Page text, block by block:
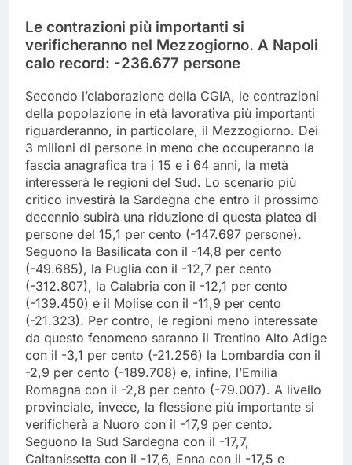
Le contrazioni più importanti si
verificheranno nel Mezzogiorno. A Napoli
calo record: -236.677 persone
Secondo l’elaborazione della CGIA, le contrazioni
della popolazione in età lavorativa più importanti
riguarderanno, in particolare, il Mezzogiorno. Dei
3 milioni di persone in meno che occuperanno la
fascia anagrafica tra i 15 e i 64 anni, la metà
interesserà le regioni del Sud. Lo scenario più
critico investirà la Sardegna che entro il prossimo
decennio subirà una riduzione di questa platea di
persone del 15,1 per cento (-147.697 persone).
Seguono la Basilicata con il -14,8 per cento
(-49.685), la Puglia con il -12,7 per cento
(-312.807), la Calabria con il -12,1 per cento
(-139.450) e il Molise con il -11,9 per cento
(-21.323). Per contro, le regioni meno interessate
da questo fenomeno saranno il Trentino Alto Adige
con il -3,1 per cento (-21.256) la Lombardia con il
-2,9 per cento (-189.708) e, infine, l’Emilia
Romagna con il -2,8 per cento (-79.007). A livello
provinciale, invece, la flessione più importante si
verificherà a Nuoro con il -17,9 per cento.
Seguono la Sud Sardegna con il -17,7,
Caltanissetta con il -17,6, Enna con il -17,5 e